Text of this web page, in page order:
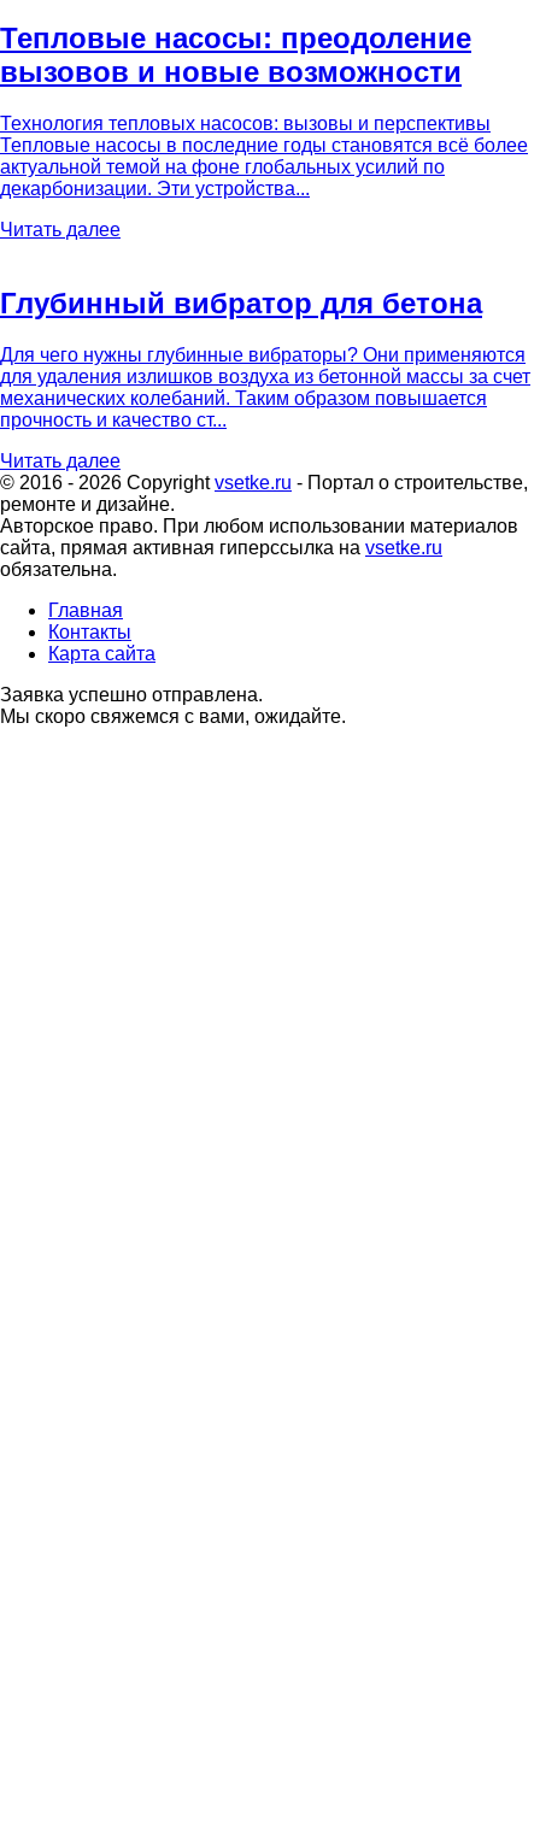
Тепловые насосы: преодоление
вызовов и новые возможности
Технология тепловых насосов: вызовы и перспективы
Тепловые насосы в последние годы становятся всё более
актуальной темой на фоне глобальных усилий по
декарбонизации. Эти устройства...
Читать далее
Глубинный вибратор для бетона
Для чего нужны глубинные вибраторы? Они применяются
для удаления излишков воздуха из бетонной массы за счет
механических колебаний. Таким образом повышается
прочность и качество ст...
Читать далее
© 2016 - 2026 Copyrightvsetke.ru - Портал о строительстве,
ремонте и дизайне.
Авторское право. При любом использовании материалов
сайта, прямая активная гиперссылка на vsetke.ru
обязательна.
Главная
Контакты
Карта сайта
Заявка успешно отправлена.
Мы скоро свяжемся с вами, ожидайте.